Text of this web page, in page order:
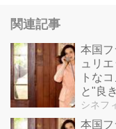
関連記事
本国
ュリ
トな
と"良
編映像
シネフ
本国フ